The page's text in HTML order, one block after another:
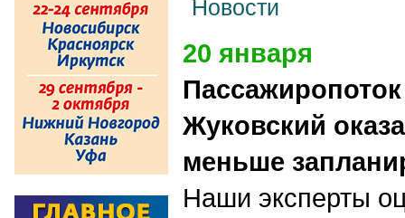
Новости
20 января
Жуковский
меньше
Наши эксперты